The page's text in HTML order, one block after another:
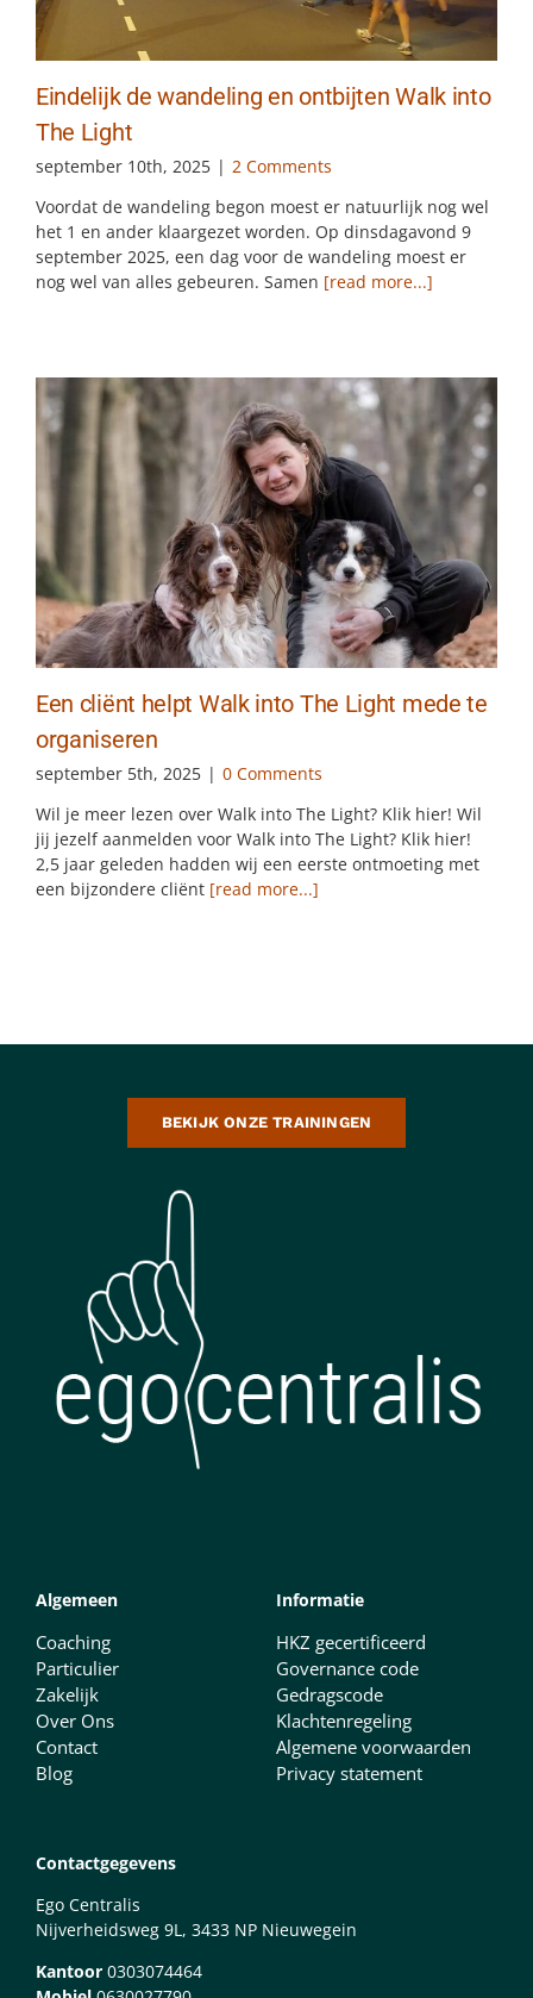
Eindelijk de wandeling en ontbijten Walk into
The Light
september 10th, 2025 | 2 Comments
Voordat de wandeling begon moest er natuurlijk nog wel
het 1 en ander klaargezet worden. Op dinsdagavond 9
september 2025, een dag voor de wandeling moest er
nog wel van alles gebeuren. Samen [read more...]
Een cliënt helpt Walk into The Light mede te
organiseren
september 5th, 2025 | 0 Comments
Wil je meer lezen over Walk into The Light? Klik hier! Wil
jij jezelf aanmelden voor Walk into The Light? Klik hier!
2,5 jaar geleden hadden wij een eerste ontmoeting met
een bijzondere cliënt [read more...]
BEKIJK ONZE TRAININGEN
Algemeen
Coaching
Particulier
Zakelijk
Over Ons
Contact
Blog
Informatie
HKZ gecertificeerd
Governance code
Gedragscode
Klachtenregeling
Algemene voorwaarden
Privacy statement
Contactgegevens
Ego Centralis
Nijverheidsweg 9L, 3433 NP Nieuwegein
Kantoor 0303074464